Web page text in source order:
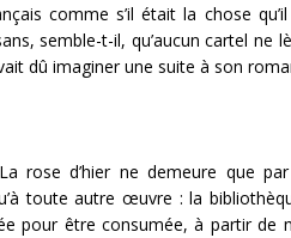
comme s’il était la chose
semble-t-il, qu’aucun cartel ne
dû imaginer une suite à son
La rose d’hier ne demeure que
toute autre œuvre : la
pour être consumée, à partir de